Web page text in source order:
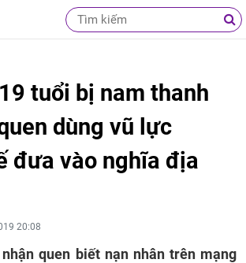
tuổi bị nam thanh
dùng vũ lực
đưa vào nghĩa địa
20:08
quen biết nạn nhân trên mạng